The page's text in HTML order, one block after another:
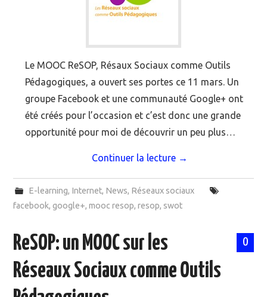
Le MOOC ReSOP, Résaux Sociaux comme Outils
Pédagogiques, a ouvert ses portes ce 11 mars. Un
groupe Facebook et une communauté Google+ ont
été créés pour l’occasion et c’est donc une grande
opportunité pour moi de découvrir un peu plus…
Continuer la lecture →
E-learning, Internet, News, Réseaux sociaux
facebook,google+,mooc resop,resop, swot
0
ReSOP: un MOOC sur les
Réseaux Sociaux comme Outils